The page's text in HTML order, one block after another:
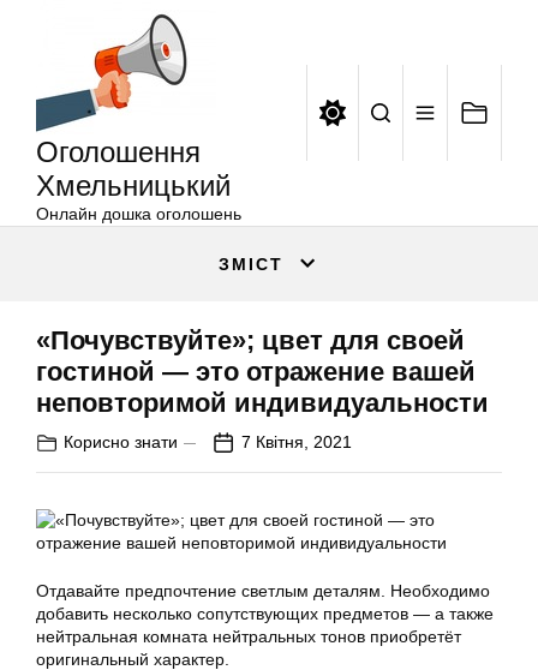
Оголошення
Хмельницький
Онлайн дошка оголошень
ЗМІСТ
«Почувствуйте»; цвет для своей
гостиной — это отражение вашей
неповторимой индивидуальности
Корисно знати 7 Квітня, 2021
Отдавайте предпочтение светлым деталям. Необходимо
добавить несколько сопутствующих предметов — а также
нейтральная комната нейтральных тонов приобретёт
оригинальный характер.